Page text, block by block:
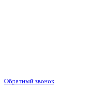
Обратный звонок